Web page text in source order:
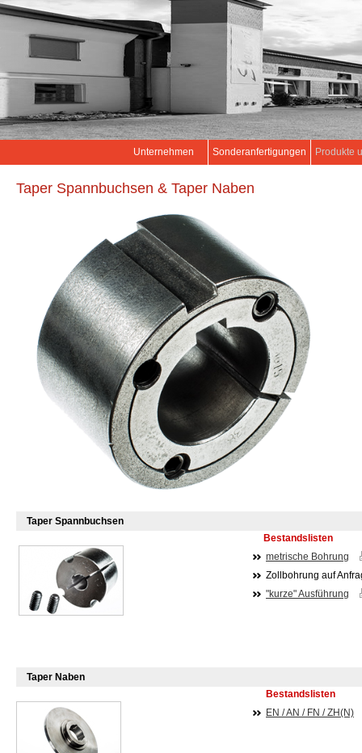
Unternehmen Sonderanfertigungen Produkte
Taper Spannbuchsen & Taper Naben
Taper Spannbuchsen
Bestandslisten
metrische Bohrung
Zollbohrung auf
"kurze" Ausführung
Taper Naben
Bestandslisten
EN / AN / FN / ZH(N)